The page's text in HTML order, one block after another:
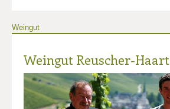
Weingut
Weingut Reuscher-Haart